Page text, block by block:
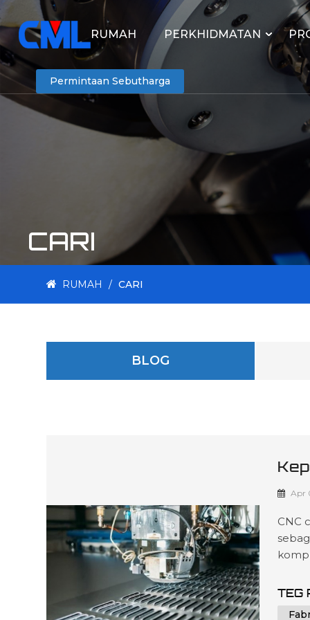
RUMAH PERKHIDMATAN
Permintaan Sebutharga
CARI
RUMAH / CARI
BLOG
Apr
CNC
TEG